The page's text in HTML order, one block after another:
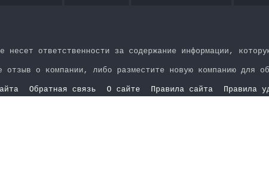
несет ответственности за содержание информации,
отзыв о компании, либо разместите новую компанию для
Обратная связь О сайте Правила сайта Правила